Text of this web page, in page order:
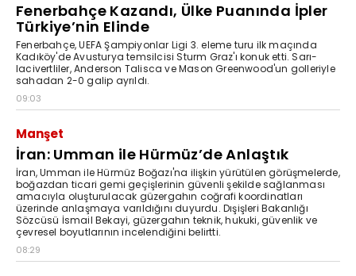
Fenerbahçe Kazandı, Ülke Puanında İpler
Türkiye’nin Elinde
Fenerbahçe, UEFA Şampiyonlar Ligi 3. eleme turu ilk maçında
Kadıköy'de Avusturya temsilcisi Sturm Graz'ı konuk etti. Sarı-
lacivertliler, Anderson Talisca ve Mason Greenwood'un golleriyle
sahadan 2-0 galip ayrıldı.
09:03
Manşet
İran: Umman ile Hürmüz’de Anlaştık
İran, Umman ile Hürmüz Boğazı'na ilişkin yürütülen görüşmelerde,
boğazdan ticari gemi geçişlerinin güvenli şekilde sağlanması
amacıyla oluşturulacak güzergahın coğrafi koordinatları
üzerinde anlaşmaya varıldığını duyurdu. Dışişleri Bakanlığı
Sözcüsü İsmail Bekayi, güzergahın teknik, hukuki, güvenlik ve
çevresel boyutlarının incelendiğini belirtti.
08:29